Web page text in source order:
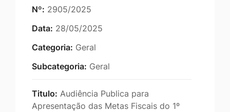
Nº: 2905/2025
Data: 28/05/2025
Categoria: Geral
Subcategoria: Geral
Titulo: Audiência Publica para
Apresentação das Metas Fiscais do 1º